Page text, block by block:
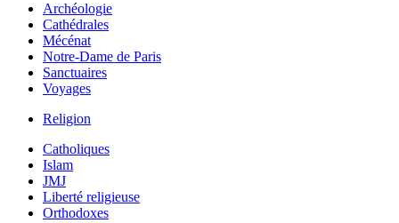
Archéologie
Cathédrales
Mécénat
Notre-Dame de Paris
Sanctuaires
Voyages
Religion
Catholiques
Islam
JMJ
Liberté religieuse
Orthodoxes